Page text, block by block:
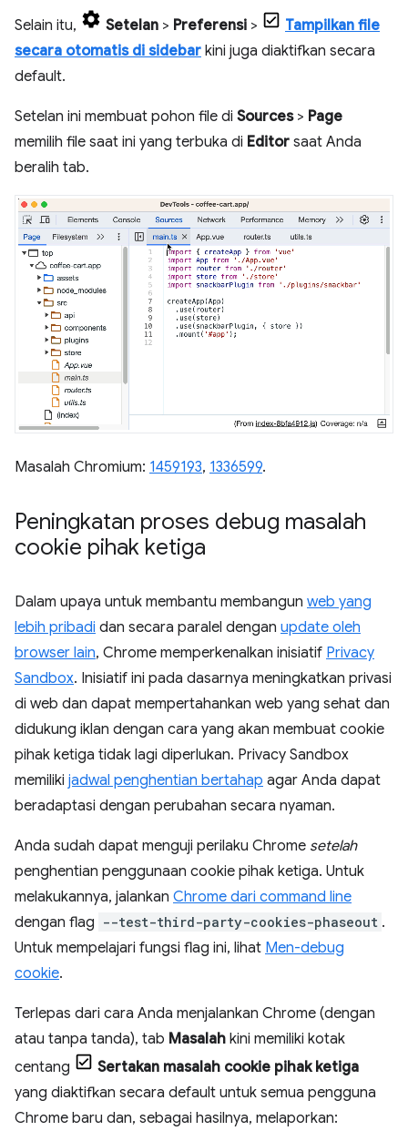
Selain itu, Setelan > Preferensi >
Tampilkan file
secara otomatis di sidebar kini juga diaktifkan secara
default.
Setelan ini membuat pohon file di Sources> Page
memilih file saat ini yang terbuka di Editor saat Anda
beralih tab.
Masalah Chromium: 1459193, 1336599.
Peningkatan proses debug masalah
cookie pihak ketiga
Dalam upaya untuk membantu membangun web yang
lebih pribadi dan secara paralel dengan update oleh
browser lain, Chrome memperkenalkan inisiatif Privacy
Sandbox. Inisiatif ini pada dasarnya meningkatkan privasi
di web dan dapat mempertahankan web yang sehat dan
didukung iklan dengan cara yang akan membuat cookie
pihak ketiga tidak lagi diperlukan. Privacy Sandbox
memiliki jadwal penghentian bertahap agar Anda dapat
beradaptasi dengan perubahan secara nyaman.
Anda sudah dapat menguji perilaku Chrome setelah
penghentian penggunaan cookie pihak ketiga. Untuk
melakukannya, jalankan Chrome dari command line
dengan flag --test-third-party-cookies-phaseout .
Untuk mempelajari fungsi flag ini, lihat Men-debug
cookie.
Terlepas dari cara Anda menjalankan Chrome (dengan
atau tanpa tanda), tab Masalah kini memiliki kotak
centang
Sertakan masalah cookie pihak ketiga
yang diaktifkan secara default untuk semua pengguna
Chrome baru dan, sebagai hasilnya, melaporkan: